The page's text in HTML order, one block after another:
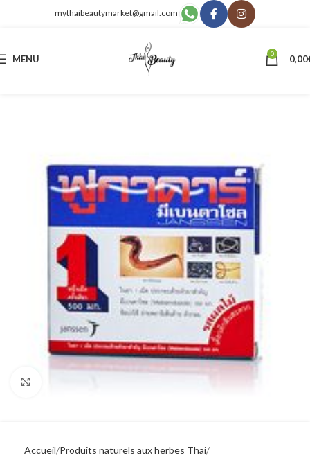
mythaibeautymarket@gmail.com
MENU 0 0,00
Accueil Produits naturels aux herbes Thai